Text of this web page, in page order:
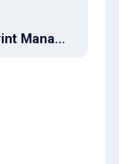
远程打印管理器 RPM Remote Print Manager 6.2.0.599